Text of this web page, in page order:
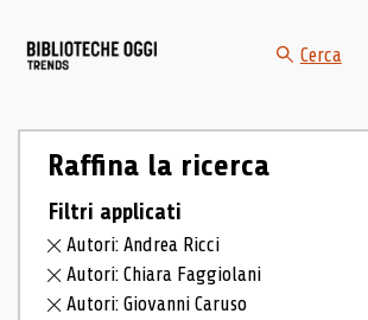
Cerca
Raffina la ricerca
Filtri applicati
Autori: Andrea Ricci
Autori: Chiara Faggiolani
Autori: Giovanni Caruso